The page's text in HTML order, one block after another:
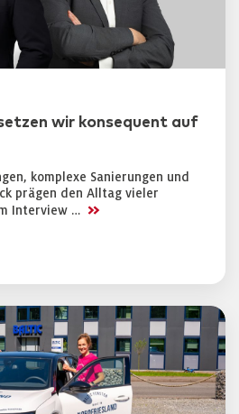
wir konsequent auf
komplexe Sanierungen und
prägen den Alltag vieler
Interview … >>